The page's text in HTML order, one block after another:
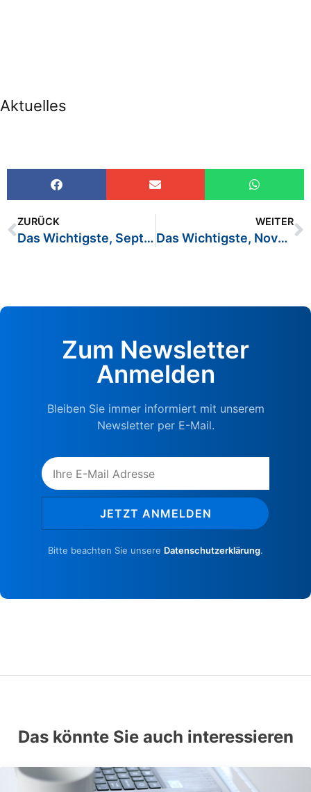
Aktuelles
ZURÜCK
Das Wichtigste, September 2020
WEITER
Das Wichtigste, November 2020
Zum Newsletter
Anmelden
Bleiben Sie immer informiert mit unserem
Newsletter per E-Mail.
JETZT ANMELDEN
Bitte beachten Sie unsere Datenschutzerklärung.
Das könnte Sie auch interessieren